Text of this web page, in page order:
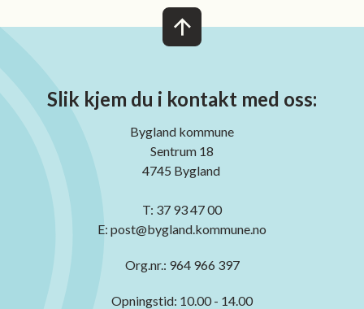
Slik kjem du i kontakt med oss:
Bygland kommune
Sentrum 18
4745 Bygland
T: 37 93 47 00
E: post@bygland.kommune.no
Org.nr.: 964 966 397
Opningstid: 10.00 - 14.00